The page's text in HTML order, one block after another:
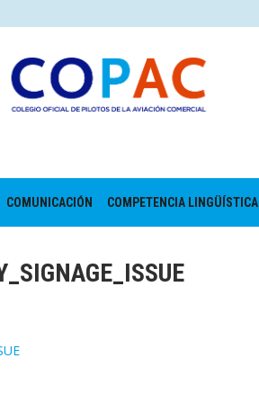
COMUNICACIÓN COMPETENCIA LINGÜÍSTICA